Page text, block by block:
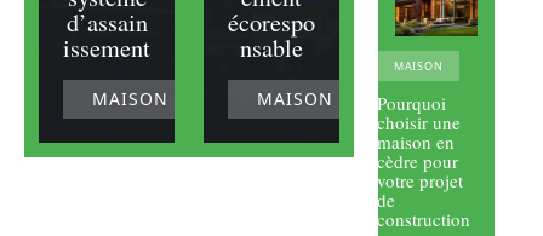
d’assain
issement
MAISON
écorespo
nsable
MAISON
MAISON
Pourquoi
choisir une
maison en
cèdre pour
votre projet
de
construction